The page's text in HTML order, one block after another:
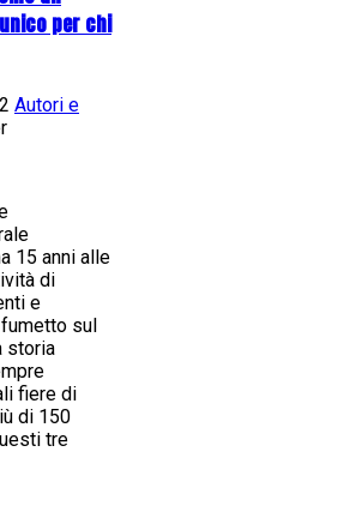
per chi
Autori e
15 anni alle
di
e
sul
storia
fiere di
di 150
tre